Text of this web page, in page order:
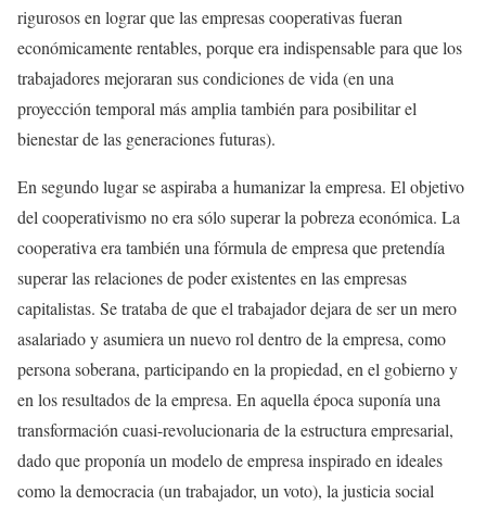
rigurosos en lograr que las empresas cooperativas fueran
económicamente rentables, porque era indispensable para que los
trabajadores mejoraran sus condiciones de vida (en una
proyección temporal más amplia también para posibilitar el
bienestar de las generaciones futuras).
En segundo lugar se aspiraba a humanizar la empresa. El objetivo
del cooperativismo no era sólo superar la pobreza económica. La
cooperativa era también una fórmula de empresa que pretendía
superar las relaciones de poder existentes en las empresas
capitalistas. Se trataba de que el trabajador dejara de ser un mero
asalariado y asumiera un nuevo rol dentro de la empresa, como
persona soberana, participando en la propiedad, en el gobierno y
en los resultados de la empresa. En aquella época suponía una
transformación cuasi-revolucionaria de la estructura empresarial,
dado que proponía un modelo de empresa inspirado en ideales
como la democracia (un trabajador, un voto), la justicia social